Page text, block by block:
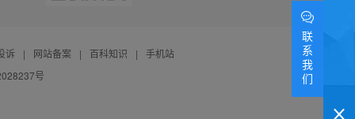
诉 | 网站备案 | 百科知识 |
手机站
号
联
系
我
们